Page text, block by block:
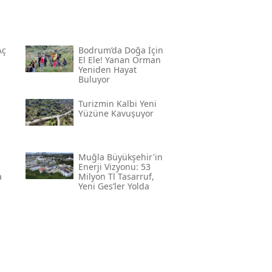
Bodrum’da Doğa İçin
El Ele! Yanan Orman
Yeniden Hayat
Buluyor
Turizmin Kalbi Yeni
Yüzüne Kavuşuyor
Muğla Büyükşehir'in
Enerji Vizyonu: 53
Milyon Tl Tasarruf,
Yeni Ges’ler Yolda